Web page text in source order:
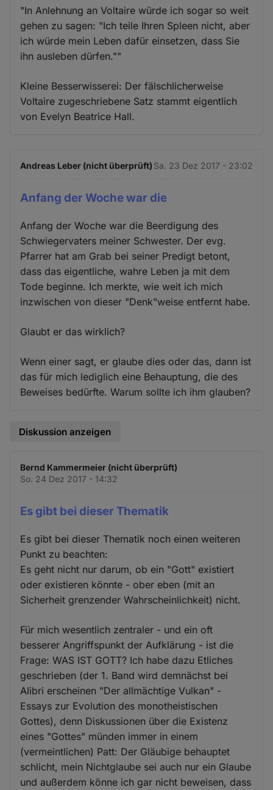
"In Anlehnung an Voltaire würde ich sogar so weit
gehen zu sagen: "Ich teile Ihren Spleen nicht, aber
ich würde mein Leben dafür einsetzen, dass Sie
ihn ausleben dürfen.""
Kleine Besserwisserei: Der fälschlicherweise
Voltaire zugeschriebene Satz stammt eigentlich
von Evelyn Beatrice Hall.
Andreas Leber (nicht überprüft) Sa. 23 Dez 2017 - 23:02
Anfang der Woche war die
Anfang der Woche war die Beerdigung des
Schwiegervaters meiner Schwester. Der evg.
Pfarrer hat am Grab bei seiner Predigt betont,
dass das eigentliche, wahre Leben ja mit dem
Tode beginne. Ich merkte, wie weit ich mich
inzwischen von dieser "Denk"weise entfernt habe.
Glaubt er das wirklich?
Wenn einer sagt, er glaube dies oder das, dann ist
das für mich lediglich eine Behauptung, die des
Beweises bedürfte. Warum sollte ich ihm glauben?
Diskussion anzeigen
Bernd Kammermeier (nicht überprüft)
So. 24 Dez 2017 - 14:32
Es gibt bei dieser Thematik
Es gibt bei dieser Thematik noch einen weiteren
Punkt zu beachten:
Es geht nicht nur darum, ob ein "Gott" existiert
oder existieren könnte - ober eben (mit an
Sicherheit grenzender Wahrscheinlichkeit) nicht.
Für mich wesentlich zentraler - und ein oft
besserer Angriffspunkt der Aufklärung - ist die
Frage: WAS IST GOTT? Ich habe dazu Etliches
geschrieben (der 1. Band wird demnächst bei
Alibri erscheinen "Der allmächtige Vulkan" -
Essays zur Evolution des monotheistischen
Gottes), denn Diskussionen über die Existenz
eines "Gottes" münden immer in einem
(vermeintlichen) Patt: Der Gläubige behauptet
schlicht, mein Nichtglaube sei auch nur ein Glaube
und außerdem könne ich gar nicht beweisen, dass